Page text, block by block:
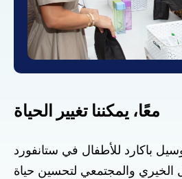
معًا، يمكننا تغيير الحياة
باكارد للأطفال في ستانفورد
والمجتمعي لتحسين حياة